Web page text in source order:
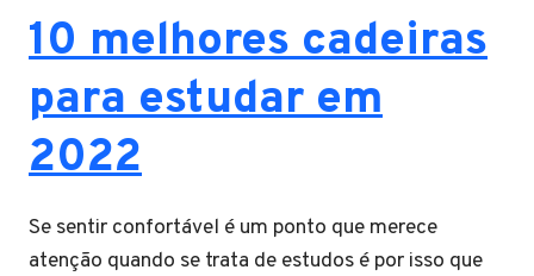
10 melhores cadeiras
para estudar em
2022
Se sentir confortável é um ponto que merece
atenção quando se trata de estudos é por isso que